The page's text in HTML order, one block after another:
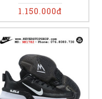
1.150.000đ